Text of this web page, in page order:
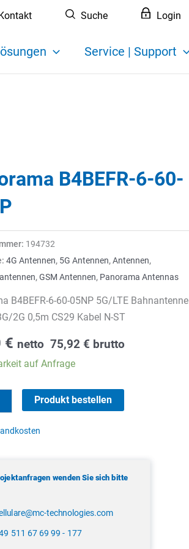
Suche Login
Service | Support
B4BEFR-6-60-
194732
4G Antennen, 5G Antennen,Antennen,
,GSM Antennen, Panorama Antennas
B4BEFR-6-60-05NP 5G/LTE Bahnantenne
2G 0,5m CS29 Kabel N-ST
€ netto 75,92 € brutto
auf Anfrage
Produkt bestellen
wenden Sie sich bitte
technologies.com
511 67 69 99 - 177